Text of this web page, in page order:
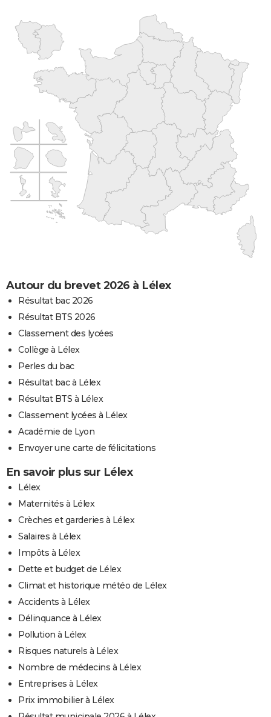
Autour du brevet 2026 à Lélex
Résultat bac 2026
Résultat BTS 2026
Classement des lycées
Collège à Lélex
Perles du bac
Résultat bac à Lélex
Résultat BTS à Lélex
Classement lycées à Lélex
Académie de Lyon
Envoyer une carte de félicitations
En savoir plus sur Lélex
Lélex
Maternités à Lélex
Crèches et garderies à Lélex
Salaires à Lélex
Impôts à Lélex
Dette et budget de Lélex
Climat et historique météo de Lélex
Accidents à Lélex
Délinquance à Lélex
Pollution à Lélex
Risques naturels à Lélex
Nombre de médecins à Lélex
Entreprises à Lélex
Prix immobilier à Lélex